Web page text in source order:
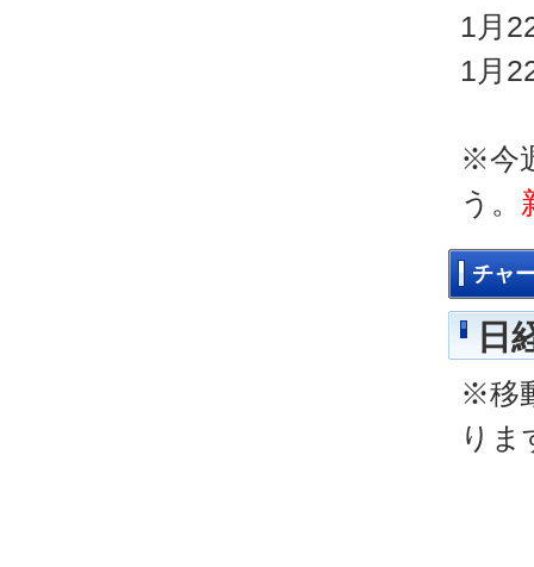
1月
1月
※今
う。
チャ
日
※移
りま